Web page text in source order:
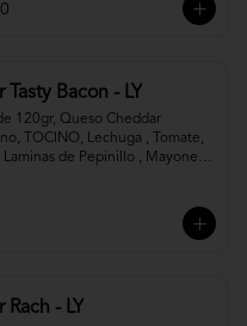
Tasty Bacon - LY
120gr, Queso Cheddar
TOCINO, Lechuga , Tomate,
Laminas de Pepinillo , Mayonesa
Rach - LY